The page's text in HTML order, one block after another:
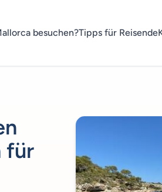
besuchen?Tipps für Reisende
für